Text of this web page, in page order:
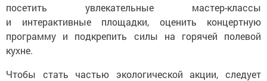
посетить увлекательные мастер-классы
и интерактивные площадки, оценить концертную
программу и подкрепить силы на горячей полевой
кухне.
Чтобы стать частью экологической акции, следует